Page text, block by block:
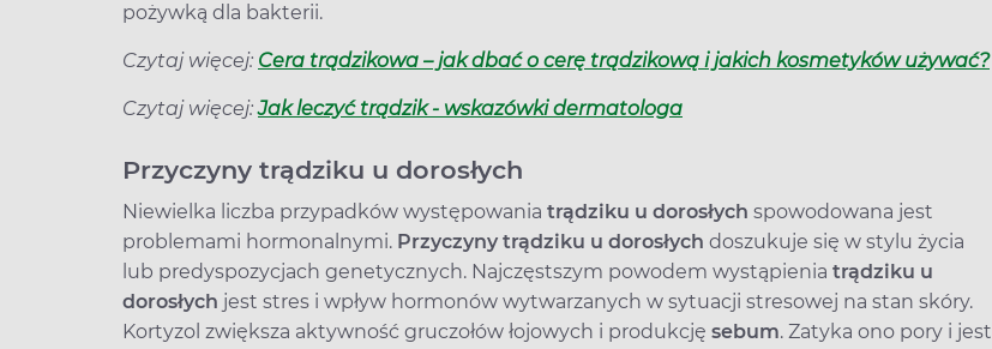
pożywką dla bakterii.
Czytaj więcej: Cera trądzikowa – jak dbać o cerę trądzikową i jakich kosmetyków używać?
Czytaj więcej:Jak leczyć trądzik - wskazówki dermatologa
Przyczyny trądziku u dorosłych
Niewielka liczba przypadków występowania trądziku u dorosłych spowodowana jest
problemami hormonalnymi. Przyczyny trądziku u dorosłych doszukuje się w stylu życia
lub predyspozycjach genetycznych. Najczęstszym powodem wystąpienia trądziku u
dorosłych jest stres i wpływ hormonów wytwarzanych w sytuacji stresowej na stan skóry.
Kortyzol zwiększa aktywność gruczołów łojowych i produkcję sebum. Zatyka ono pory i jest